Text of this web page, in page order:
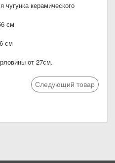
чугунка керамического
см
см
от 27см.
Следующий товар